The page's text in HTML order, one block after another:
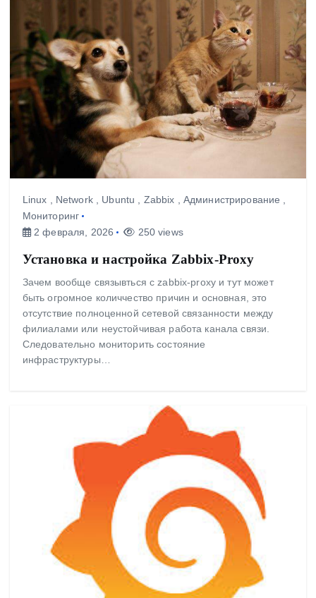
Linux , Network, Ubuntu , Zabbix , Администрирование ,
Мониторинг
2 февраля, 2026
250 views
Установка и настройка Zabbix-Proxy
Зачем вообще связывться с zabbix-proxy и тут может
быть огромное количчество причин и основная, это
отсутствие полноценной сетевой связанности между
филиалами или неустойчивая работа канала связи.
Следовательно мониторить состояние
инфраструктуры…